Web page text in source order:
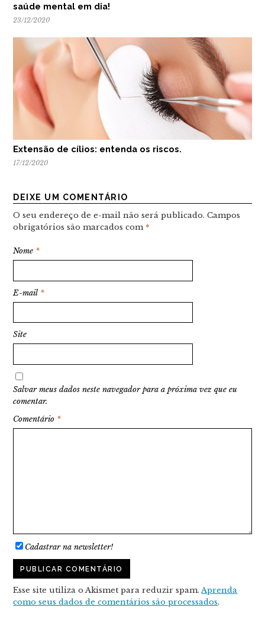
saúde mental em dia!
23/12/2020
Extensão de cílios: entenda os riscos.
17/12/2020
DEIXE UM COMENTÁRIO
O seu endereço de e-mail não será publicado. Campos
obrigatórios são marcados com *
Nome *
E-mail *
Site
Salvar meus dados neste navegador para a próxima vez que eu
comentar.
Comentário *
Cadastrar na newsletter!
Esse site utiliza o Akismet para reduzir spam.Aprenda
como seus dados de comentários são processados.